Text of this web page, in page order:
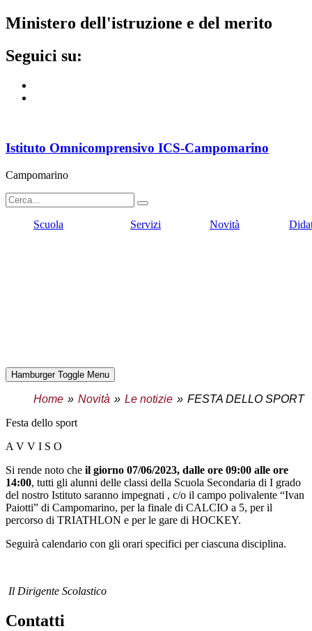
ministero dell'istruzione e del merito
seguici su:
Istituto Omnicomprensivo ICS-Campomarino
Campomarino
Scuola Servizi Novità
Hamburger Toggle Menu
Home Novità Le notizie
FESTA DELLO SPORT
festa dello sport
A V V I S O
Si rende noto che il giorno 07/06/2023, dalle ore 09:00 alle ore
14:00, tutti gli alunni delle classi della Scuola Secondaria di I grado
del nostro Istituto saranno impegnati , c/o il campo polivalente “Ivan
Paiotti” di Campomarino, per la finale di CALCIO a 5, per il
percorso di TRIATHLON e per le gare di HOCKEY.
Seguirà calendario con gli orari specifici per ciascuna disciplina.
Il Dirigente Scolastico
contatti